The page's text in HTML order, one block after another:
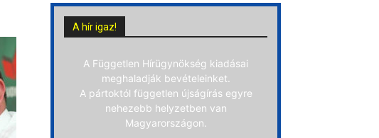
A hír igaz!
A Független Hírügynökség kiadásai
meghaladják bevételeinket.
A pártoktól független újságírás egyre
nehezebb helyzetben van
Magyarországon.